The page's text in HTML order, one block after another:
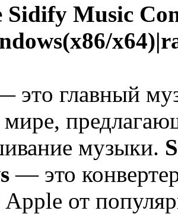
Sidify Music
этo глaвный
мире,
музыки.
— это
от